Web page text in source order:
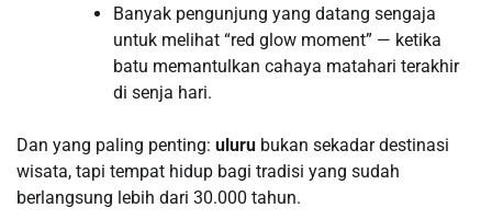
Banyak pengunjung yang datang sengaja
untuk melihat “red glow moment” — ketika
batu memantulkan cahaya matahari terakhir
di senja hari.
Dan yang paling penting: uluru bukan sekadar destinasi
wisata, tapi tempat hidup bagi tradisi yang sudah
berlangsung lebih dari 30.000 tahun.